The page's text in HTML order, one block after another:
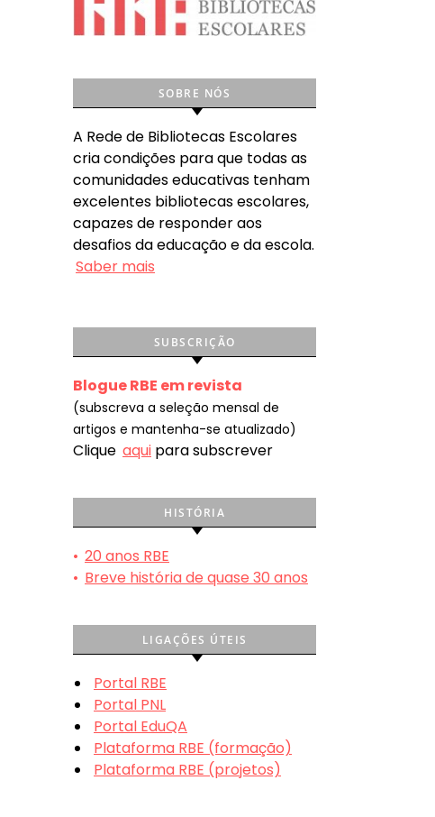
SOBRE NÓS
A Rede de Bibliotecas Escolares
cria condições para que todas as
comunidades educativas tenham
excelentes bibliotecas escolares,
capazes de responder aos
desafios da educação e da escola.
Saber mais
SUBSCRIÇÃO
Blogue RBE em revista
(subscreva a seleção mensal de
artigos e mantenha-se atualizado)
Clique aqui para subscrever
HISTÓRIA
• 20 anos RBE
• Breve história de quase 30 anos
LIGAÇÕES ÚTEIS
Portal RBE
Portal PNL
Portal EduQA
Plataforma RBE (formação)
Plataforma RBE (projetos)